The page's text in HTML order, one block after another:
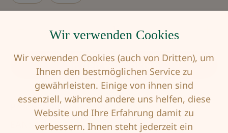
In den Warenkorb
Produktnummer:AMO-09319001
4026275506746
Wir verwenden Cookies
Wir verwenden Cookies (auch von Dritten), um
Ihnen den bestmöglichen Service zu
gewährleisten. Einige von ihnen sind
essenziell, während andere uns helfen, diese
Website und Ihre Erfahrung damit zu
verbessern. Ihnen steht jederzeit ein